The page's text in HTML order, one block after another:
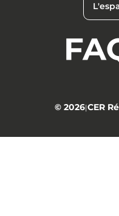
© 2026|CER